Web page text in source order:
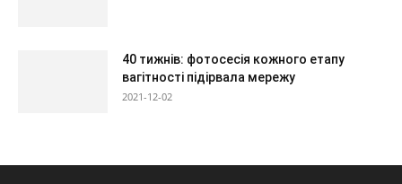
40 тижнів: фотосесія кожного етапу
вагітності підірвала мережу
2021-12-02